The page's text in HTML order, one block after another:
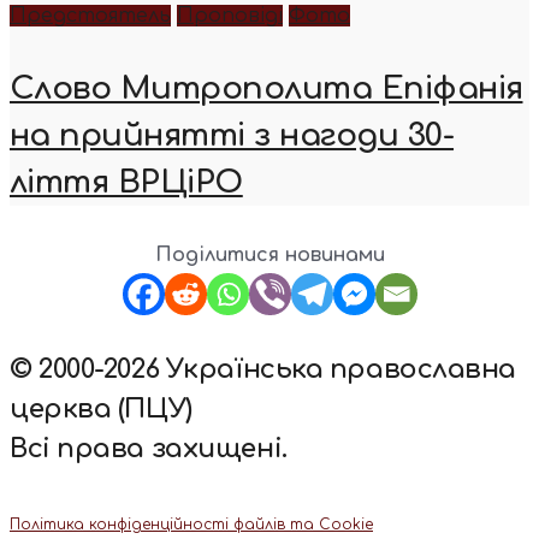
Предстоятель
Проповіді Фото
Слово Митрополита Епіфанія
на прийнятті з нагоди 30-
ліття ВРЦіРО
Поділитися новинами
© 2000-2026 Українська православна
церква (ПЦУ)
Всі права захищені.
Політика конфіденційності файлів та Cookie